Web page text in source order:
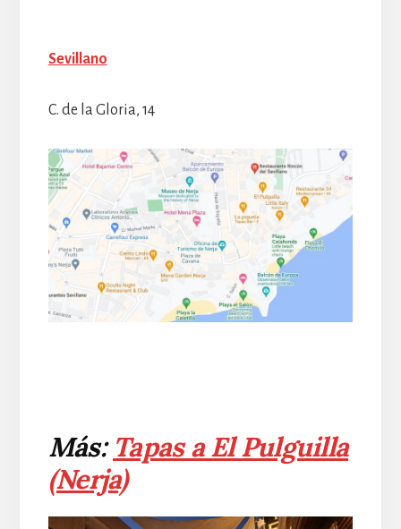
Sevillano
C. de la Gloria, 14
Más: Tapas a El Pulguilla
(Nerja)